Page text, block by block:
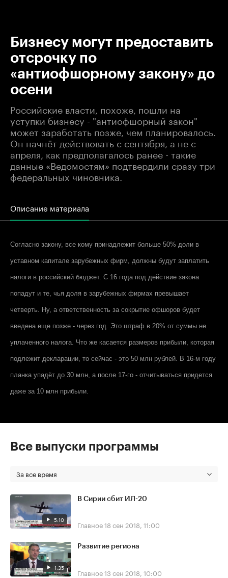
Бизнесу могут предоставить
отсрочку по
«антиофшорному закону» до
осени
Российские власти, похоже, пошли на
уступки бизнесу - "антиофшорный закон"
может заработать позже, чем планировалось.
Он начнёт действовать с сентября, а не с
апреля, как предполагалось ранее - такие
данные «Ведомостям» подтвердили сразу три
федеральных чиновника.
Описание материала
Согласно закону, все кому принадлежит больше 50% доли в
уставном капитале зарубежных фирм, должны будут заплатить
налоги в российский бюджет. С 16 года под действие закона
попадут и те, чья доля в зарубежных фирмах превышает
четверть. Ну, а ответственность за сокрытие офшоров будет
введена еще позже - через год. Это штраф в 20% от суммы не
уплаченного налога. Что же касается размеров прибыли, которая
подлежит декларации, то сейчас - это 50 млн рублей. В 16-м году
планка упадёт до 30 млн, а после 17-го - отчитываться придется
даже за 10 млн прибыли.
Все выпуски программы
За все время
5:10
В Сирии сбит ИЛ-20
Главное18 сен 2018, 11:00
1:35
Развитие региона
Главное13 сен 2018, 10:00